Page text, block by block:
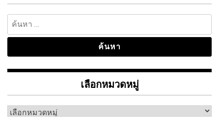
ค้นหา
สำหรับ:
เลือกหมวดหมู่
เลือก